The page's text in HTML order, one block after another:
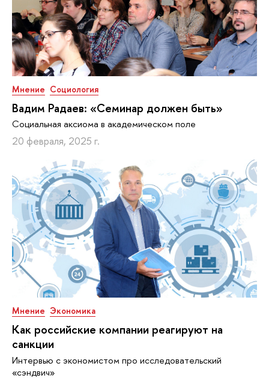
Мнение Социология
Вадим Радаев: «Семинар должен быть»
Социальная аксиома в академическом поле
20 февраля, 2025 г.
Мнение Экономика
Как российские компании реагируют на
санкции
Интервью с экономистом про исследовательский
«сэндвич»